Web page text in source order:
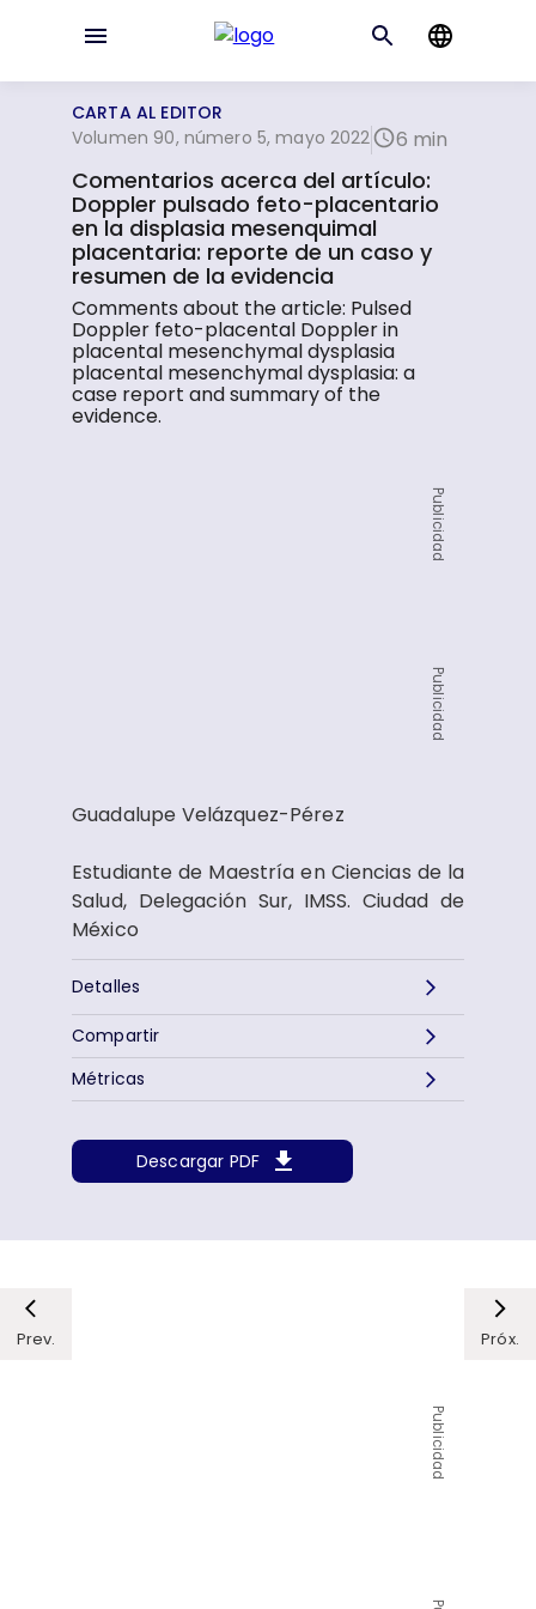
CARTA AL EDITOR
Volumen 90, número 5, mayo 2022
6 min
Comentarios acerca del artículo:
Doppler pulsado feto-placentario
en la displasia mesenquimal
placentaria: reporte de un caso y
resumen de la evidencia
Comments about the article: Pulsed
Doppler feto-placental Doppler in
placental mesenchymal dysplasia
placental mesenchymal dysplasia: a
case report and summary of the
evidence.
Publicidad
Publicidad
Guadalupe Velázquez-Pérez
Estudiante de Maestría en Ciencias de la
Salud, Delegación Sur, IMSS. Ciudad de
México
Detalles
Descargar PDF
Métricas
Compartir
Prev. Próx.
Publicidad